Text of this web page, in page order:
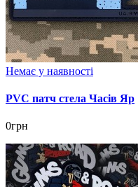
Немає у наявності
PVC патч стела Часів Яр
0грн